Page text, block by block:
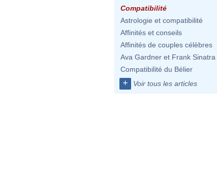
Compatibilité
Astrologie et compatibilité
Affinités et conseils
Affinités de couples célèbres
Ava Gardner et Frank Sinatra
Compatibilité du Bélier
+ Voir tous les articles